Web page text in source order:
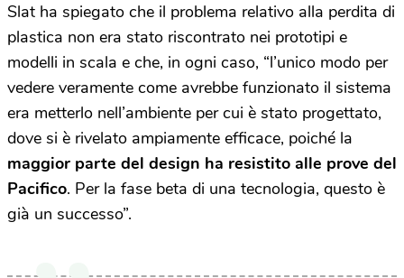
Slat ha spiegato che il problema relativo alla perdita di
plastica non era stato riscontrato nei prototipi e
modelli in scala e che, in ogni caso, “l’unico modo per
vedere veramente come avrebbe funzionato il sistema
era metterlo nell’ambiente per cui è stato progettato,
dove si è rivelato ampiamente efficace, poiché la
maggior parte del design ha resistito alle prove del
Pacifico. Per la fase beta di una tecnologia, questo è
già un successo”.